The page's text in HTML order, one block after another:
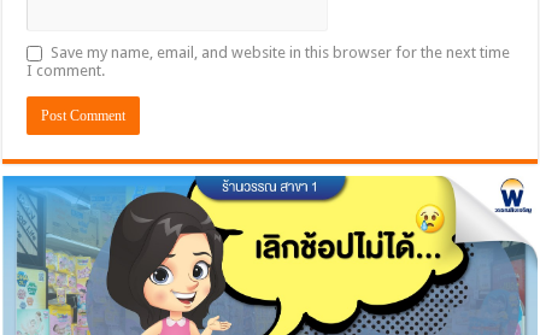
Save my name, email, and website in this browser for the next time
I comment.